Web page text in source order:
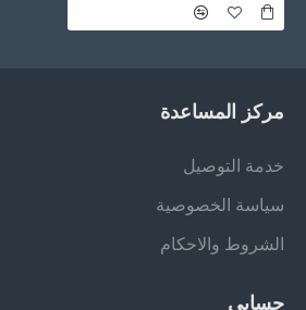
مركز المساعدة
خدمة التوصيل
سياسة الخصوصية
الشروط والاحكام
حسابي